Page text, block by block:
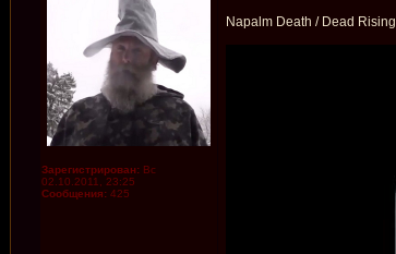
Зарегистрирован: Вс
02.10.2011, 23:25
Сообщения: 425
Napalm Death / Dead Rising